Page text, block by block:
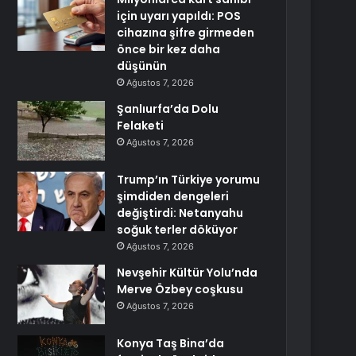
için uyarı yapıldı: POS
cihazına şifre girmeden
önce bir kez daha
düşünün
Ağustos 7, 2026
Şanlıurfa’da Dolu
Felaketi
Ağustos 7, 2026
Trump’ın Türkiye yorumu
şimdiden dengeleri
değiştirdi: Netanyahu
soğuk terler döküyor
Ağustos 7, 2026
Nevşehir Kültür Yolu’nda
Merve Özbey coşkusu
Ağustos 7, 2026
Konya Taş Bina’da